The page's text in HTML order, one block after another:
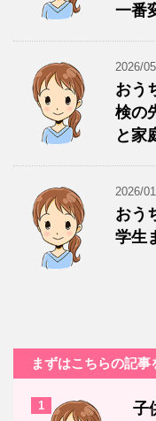
一番
2026/
おう
検の
と家
2026/
おう
学生
まずはこちらの記事
1
子